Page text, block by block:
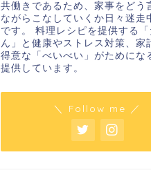
共働きであるため、家事をどう
ながらこなしていくか日々迷走
です。 料理レシピを提供する「
ん」と健康やストレス対策、家
得意な「べいべい」がためにな
提供しています。
＼ Follow me ／